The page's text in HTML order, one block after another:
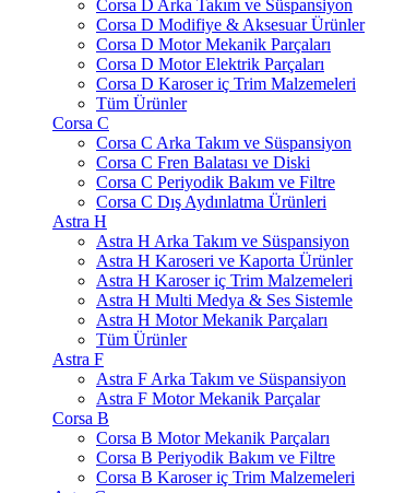
Corsa D Arka Takım ve Süspansiyon
Corsa D Modifiye & Aksesuar Ürünler
Corsa D Motor Mekanik Parçaları
Corsa D Motor Elektrik Parçaları
Corsa D Karoser iç Trim Malzemeleri
Tüm Ürünler
Corsa C
Corsa C Arka Takım ve Süspansiyon
Corsa C Fren Balatası ve Diski
Corsa C Periyodik Bakım ve Filtre
Corsa C Dış Aydınlatma Ürünleri
Astra H
Astra H Arka Takım ve Süspansiyon
Astra H Karoseri ve Kaporta Ürünler
Astra H Karoser iç Trim Malzemeleri
Astra H Multi Medya & Ses Sistemle
Astra H Motor Mekanik Parçaları
Tüm Ürünler
Astra F
Astra F Arka Takım ve Süspansiyon
Astra F Motor Mekanik Parçalar
Corsa B
Corsa B Motor Mekanik Parçaları
Corsa B Periyodik Bakım ve Filtre
Corsa B Karoser iç Trim Malzemeleri